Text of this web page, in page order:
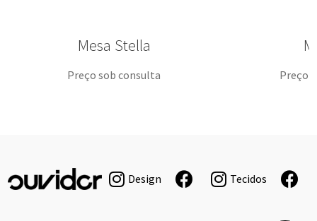
Mesa Stella
Preço sob consulta Preço
Design Tecidos